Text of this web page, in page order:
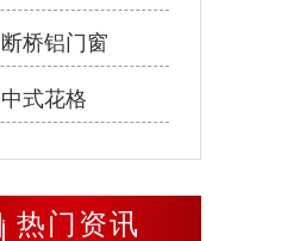
断桥铝门窗
中式花格
热门资讯